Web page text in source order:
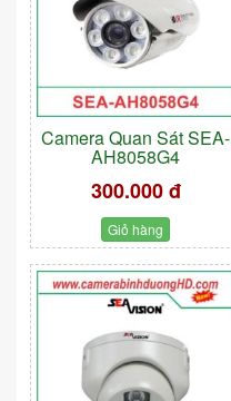
Camera Quan Sát SEA-
AH8058G4
300.000 đ
Giỏ hàng